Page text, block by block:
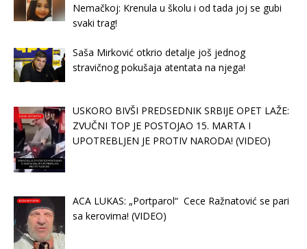
Nemačkoj: Krenula u školu i od tada joj se gubi
svaki trag!
Saša Mirković otkrio detalje još jednog
stravičnog pokušaja atentata na njega!
USKORO BIVŠI PREDSEDNIK SRBIJE OPET LAŽE:
ZVUČNI TOP JE POSTOJAO 15. MARTA I
UPOTREBLJEN JE PROTIV NARODA! (VIDEO)
ACA LUKAS: „Portparol“ Cece Ražnatović se pari
sa kerovima! (VIDEO)